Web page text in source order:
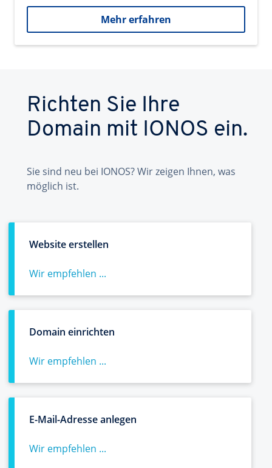
Mehr erfahren
Richten Sie Ihre
Domain mit IONOS ein.
Sie sind neu bei IONOS? Wir zeigen Ihnen, was
möglich ist.
Website erstellen
Wir empfehlen ...
Domain einrichten
Wir empfehlen ...
E-Mail-Adresse anlegen
Wir empfehlen ...